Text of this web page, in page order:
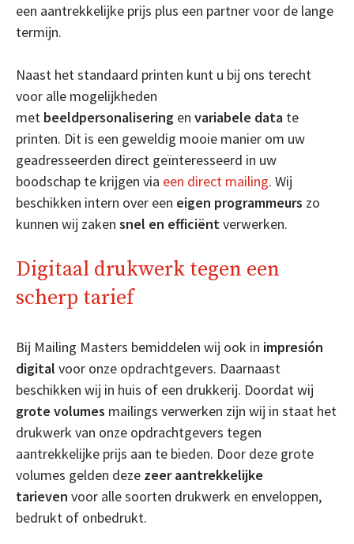
een aantrekkelijke prijs plus een partner voor de lange
termijn.
Naast het standaard printen kunt u bij ons terecht
voor alle mogelijkheden
met beeldpersonalisering en variabele data te
printen. Dit is een geweldig mooie manier om uw
geadresseerden direct geïnteresseerd in uw
boodschap te krijgen via een direct mailing. Wij
beschikken intern over een eigen programmeurs zo
kunnen wij zaken snel en efficiëntverwerken.
Digitaal drukwerk tegen een
scherp tarief
Bij Mailing Masters bemiddelen wij ook in impresión
digital voor onze opdrachtgevers. Daarnaast
beschikken wij in huis of een drukkerij. Doordat wij
grote volumes mailings verwerken zijn wij in staat het
drukwerk van onze opdrachtgevers tegen
aantrekkelijke prijs aan te bieden. Door deze grote
volumes gelden deze zeer aantrekkelijke
tarieven voor alle soorten drukwerk en enveloppen,
bedrukt of onbedrukt.